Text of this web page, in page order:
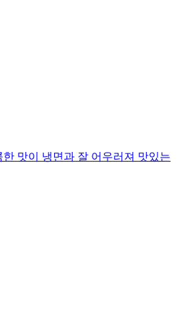
맛이 냉면과 잘 어우러져 맛있는